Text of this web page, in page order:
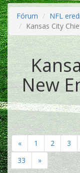
Fórum
NFL
Kansas City
New
« 1 2 3
33
»